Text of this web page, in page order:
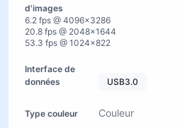
6.2 fps @ 4096×3286
20.8 fps @ 2048×1644
53.3 fps @ 1024×822
USB3.0
Couleur